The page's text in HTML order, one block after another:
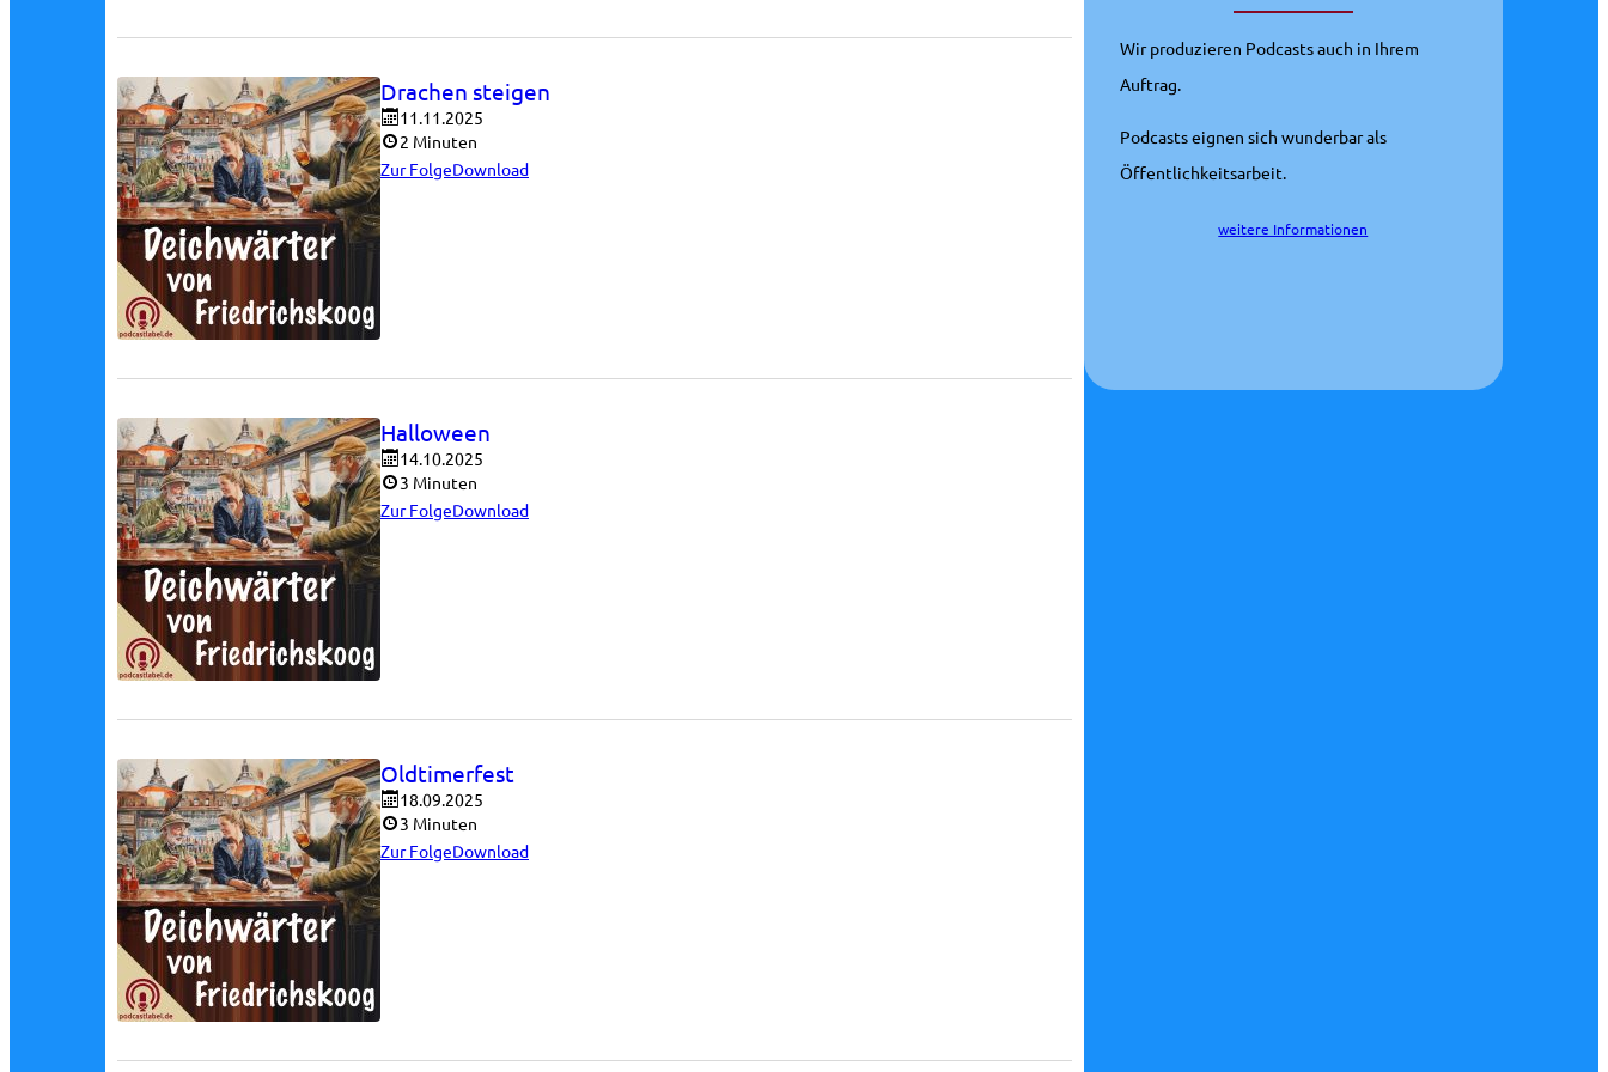
Drachen steigen
11.11.2025
2 Minuten
Zur FolgeDownload
Halloween
14.10.2025
3 Minuten
Zur FolgeDownload
Oldtimerfest
18.09.2025
3 Minuten
Zur FolgeDownload
Wir produzieren Podcasts auch in Ihrem
Auftrag.
Podcasts eignen sich wunderbar als
Öffentlichkeitsarbeit.
weitere Informationen